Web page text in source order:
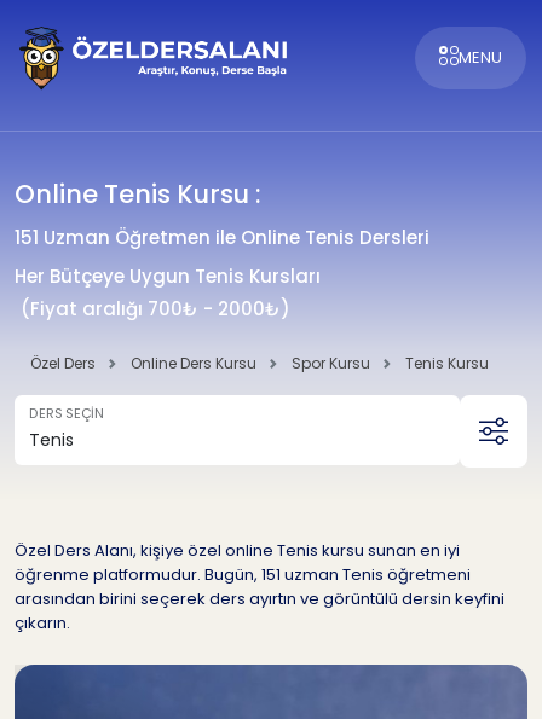
MENU
Online Tenis Kursu :
151 Uzman Öğretmen ile Online Tenis Dersleri
Her Bütçeye Uygun Tenis Kursları
(Fiyat aralığı 700₺ - 2000₺)
Özel Ders Online Ders Kursu Spor Kursu Tenis Kursu
DERS SEÇİN
Özel Ders Alanı, kişiye özel online Tenis kursu sunan en iyi
öğrenme platformudur. Bugün, 151 uzman Tenis öğretmeni
arasından birini seçerek ders ayırtın ve görüntülü dersin keyfini
çıkarın.